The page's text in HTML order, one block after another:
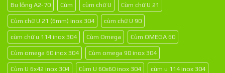
Bu lông A2-70 Cùm cùm chữ U Cùm chữ U 21
Cùm chữ U 21 (6mm) inox 304 cùm chữ U 90
cùm chữ u 114 inox 304 Cùm Omega Cùm OMEGA 60
Cùm omega 60 inox 304 Cùm omega 90 inox 304
Cùm U 6x42 inox 304 Cùm U 60x60 inox 304 cùm u 114 inox 304